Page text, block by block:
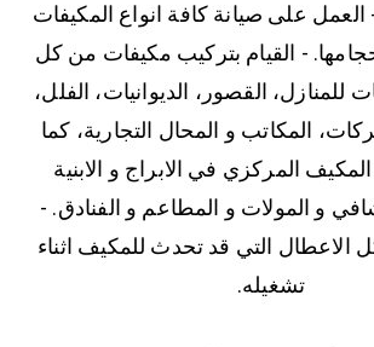
- العمل على صيانة كافة انواع المكيفات
- القيام بتركيب مكيفات من كل
للمنازل، القصور، الديوانيات، الفلل،
المكاتب و المحال التجارية، كما
المركزي في الابراج و الابنية
و المولات و المطاعم و الفنادق. -
الاعطال التي قد تحدث للمكيف اثناء
تشغيله.